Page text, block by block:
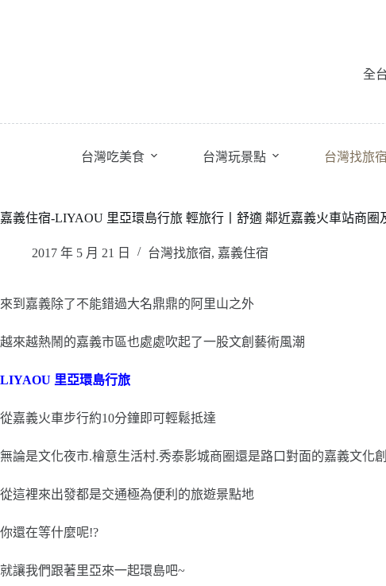
全
台灣吃美食 台灣玩景點 台灣找旅宿
嘉義住宿-LIYAOU 里亞環島行旅 輕旅行丨舒適 鄰近嘉義火車站商圈
2017 年 5 月 21 日 台灣找旅宿, 嘉義住宿
來到嘉義除了不能錯過大名鼎鼎的阿里山之外
越來越熱鬧的嘉義市區也處處吹起了一股文創藝術風潮
LIYAOU 里亞環島行旅
從嘉義火車步行約10分鐘即可輕鬆抵達
無論是文化夜市.檜意生活村.秀泰影城商圈還是路口對面的嘉義文化
從這裡來出發都是交通極為便利的旅遊景點地
你還在等什麼呢!?
就讓我們跟著里亞來一起環島吧~